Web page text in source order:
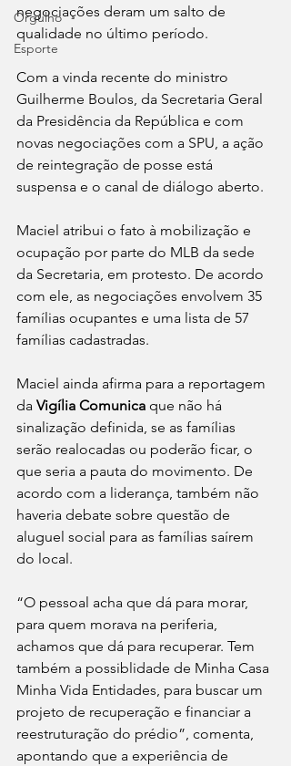
Orgulho
Esporte
negociações deram um salto de
qualidade no último período.
Com a vinda recente do ministro
Guilherme Boulos, da Secretaria Geral
da Presidência da República e com
novas negociações com a SPU, a ação
de reintegração de posse está
suspensa e o canal de diálogo aberto.
Maciel atribui o fato à mobilização e
ocupação por parte do MLB da sede
da Secretaria, em protesto. De acordo
com ele, as negociações envolvem 35
famílias ocupantes e uma lista de 57
famílias cadastradas.
Maciel ainda afirma para a reportagem
da Vigília Comunica que não há
sinalização definida, se as famílias
serão realocadas ou poderão ficar, o
que seria a pauta do movimento. De
acordo com a liderança, também não
haveria debate sobre questão de
aluguel social para as famílias saírem
do local.
“O pessoal acha que dá para morar,
para quem morava na periferia,
achamos que dá para recuperar. Tem
também a possiblidade de Minha Casa
Minha Vida Entidades, para buscar um
projeto de recuperação e financiar a
reestruturação do prédio”, comenta,
apontando que a experiência de